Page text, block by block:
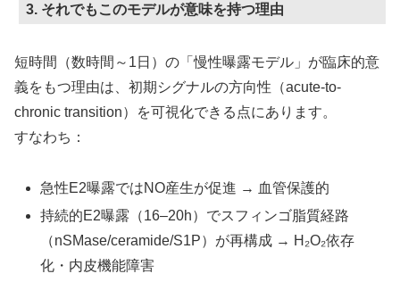
3. それでもこのモデルが意味を持つ理由
短時間（数時間～1日）の「慢性曝露モデル」が臨床的意
義をもつ理由は、初期シグナルの方向性（acute-to-
chronic transition）を可視化できる点にあります。
すなわち：
急性E2曝露ではNO産生が促進 → 血管保護的
持続的E2曝露（16–20h）でスフィンゴ脂質経路
（nSMase/ceramide/S1P）が再構成 → H₂O₂依存
化・内皮機能障害